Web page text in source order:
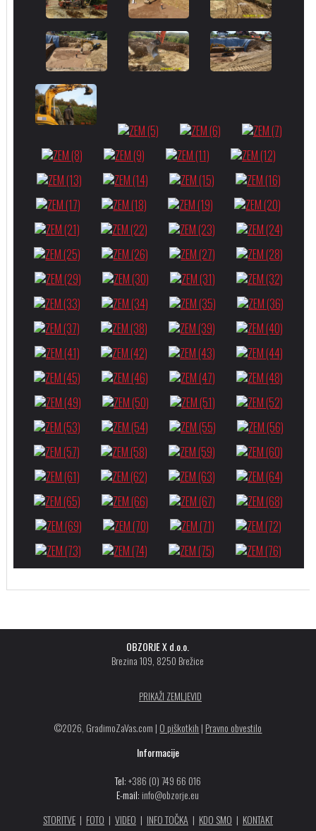
OBZORJE X d.o.o.
Brezina 109, 8250 Brežice
PRIKAŽI ZEMLJEVID
©2026, GradimoZaVas.com | O piškotkih | Pravno obvestilo
Informacije
Tel:+386 (0) 749 66 016
E-mail: info@obzorje.eu
STORITVE| FOTO | VIDEO | INFO TOČKA | KDO SMO | KONTAKT